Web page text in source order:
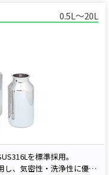
0.5L～20L
を標準採用。
し、気密性・洗浄性に優れ